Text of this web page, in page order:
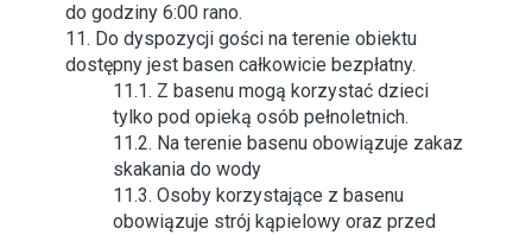
do godziny 6:00 rano.
11. Do dyspozycji gości na terenie obiektu
dostępny jest basen całkowicie bezpłatny.
11.1. Z basenu mogą korzystać dzieci
tylko pod opieką osób pełnoletnich.
11.2. Na terenie basenu obowiązuje zakaz
skakania do wody
11.3. Osoby korzystające z basenu
obowiązuje strój kąpielowy oraz przed